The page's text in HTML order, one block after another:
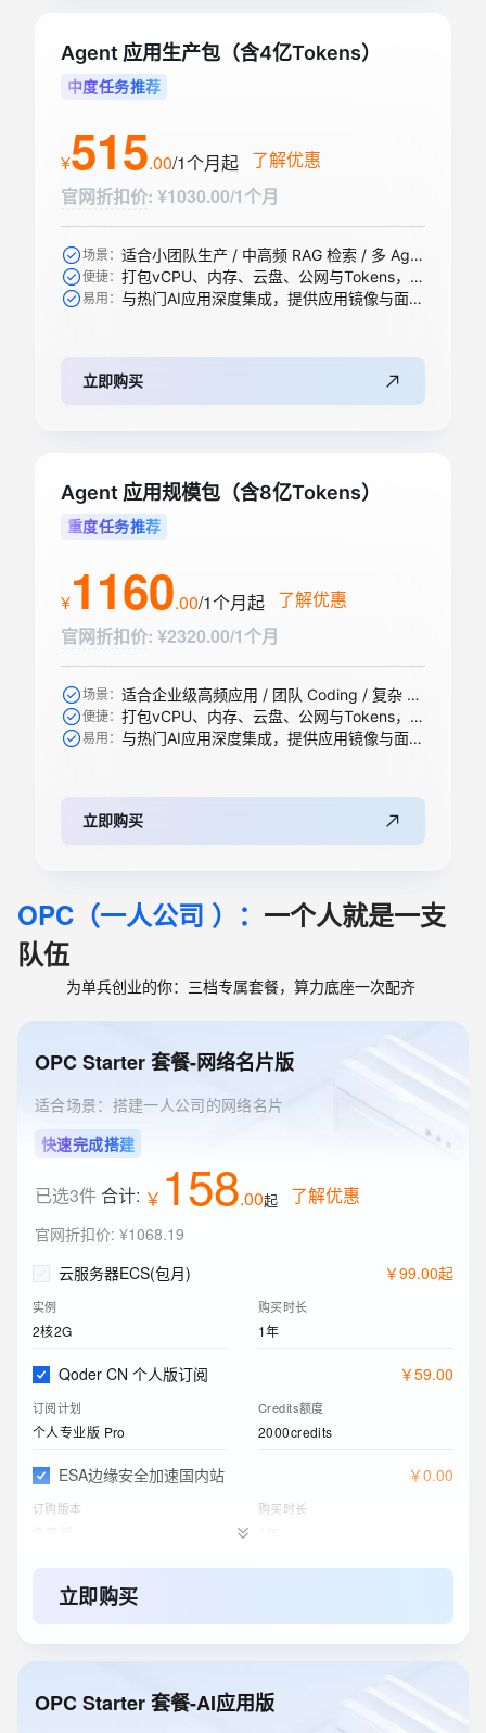
Agent 应用生产包（含4亿Tokens）
中度任务推荐
¥515.00/1个月起 了解优惠
官网折扣价: ¥1030.00/1个月
场景： 适合小团队生产 / 中高频 RAG 检索 / 多 Agent 协作等
便捷： 打包vCPU、内存、云盘、公网与Tokens，一步到位
易用： 与热门AI应用深度集成，提供应用镜像与面板，开箱即用
立即购买
Agent 应用规模包（含8亿Tokens）
重度任务推荐
¥1160.00/1个月起 了解优惠
官网折扣价: ¥2320.00/1个月
场景： 适合企业级高频应用 / 团队 Coding / 复杂 Agent / 大规模 RAG 引擎等
便捷： 打包vCPU、内存、云盘、公网与Tokens，一步到位
易用： 与热门AI应用深度集成，提供应用镜像与面板，开箱即用
立即购买
OPC（一人公司 ）： 一个人就是一支
队伍
为单兵创业的你：三档专属套餐，算力底座一次配齐
OPC Starter 套餐-网络名片版
适合场景：搭建一人公司的网络名片
快速完成搭建
已选3件合计: ￥ 158.00起 了解优惠
官网折扣价: ¥1068.19
云服务器ECS(包月)
￥99.00起
实例
2核2G
购买时长
1年
Qoder CN 个人版订阅 ￥59.00
订阅计划
个人专业版 Pro
Credits额度
2000credits
ESA边缘安全加速国内站 ￥0.00
订购版本 购买时长
立即购买
OPC Starter 套餐-AI应用版